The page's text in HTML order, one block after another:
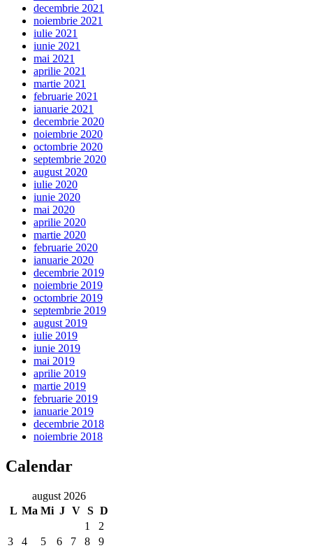
decembrie 2021
noiembrie 2021
iulie 2021
iunie 2021
mai 2021
aprilie 2021
martie 2021
februarie 2021
ianuarie 2021
decembrie 2020
noiembrie 2020
octombrie 2020
septembrie 2020
august 2020
iulie 2020
iunie 2020
mai 2020
aprilie 2020
martie 2020
februarie 2020
ianuarie 2020
decembrie 2019
noiembrie 2019
octombrie 2019
septembrie 2019
august 2019
iulie 2019
iunie 2019
mai 2019
aprilie 2019
martie 2019
februarie 2019
ianuarie 2019
decembrie 2018
noiembrie 2018
Calendar
august 2026
L Ma Mi J V S D
1
2
3
4 5 6 7 8
9